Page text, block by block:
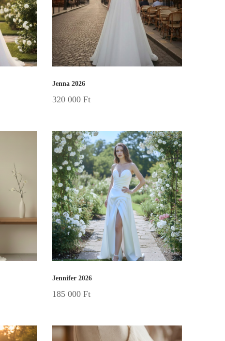
Jenna 2026
320 000 Ft
Jennifer 2026
185 000 Ft